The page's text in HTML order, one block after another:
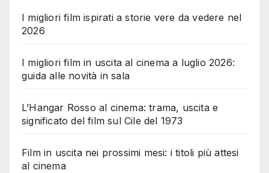
I migliori film ispirati a storie vere da vedere nel
2026
I migliori film in uscita al cinema a luglio 2026:
guida alle novità in sala
L’Hangar Rosso al cinema: trama, uscita e
significato del film sul Cile del 1973
Film in uscita nei prossimi mesi: i titoli più attesi
al cinema